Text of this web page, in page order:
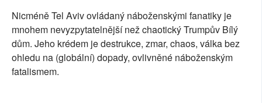
Nicméně Tel Aviv ovládaný náboženskými fanatiky je
mnohem nevyzpytatelnější než chaotický Trumpův Bílý
dům. Jeho krédem je destrukce, zmar, chaos, válka bez
ohledu na (globální) dopady, ovlivněné náboženským
fatalismem.